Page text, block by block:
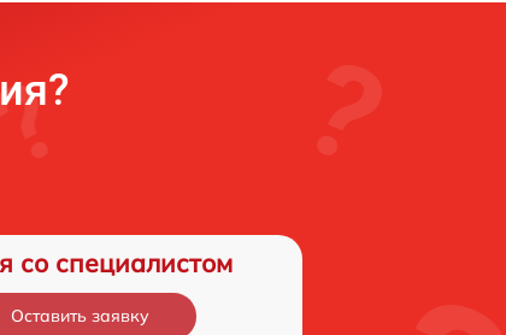
со специалистом
Оставить заявку